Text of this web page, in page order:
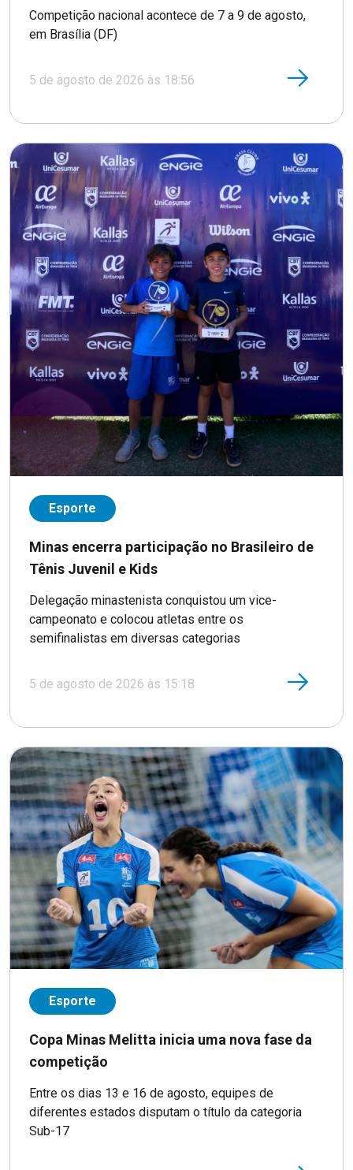
Competição nacional acontece de 7 a 9 de agosto,
em Brasília (DF)
5 de agosto de 2026 às 18:56
Esporte
Minas encerra participação no Brasileiro de
Tênis Juvenil e Kids
Delegação minastenista conquistou um vice-
campeonato e colocou atletas entre os
semifinalistas em diversas categorias
5 de agosto de 2026 às 15:18
Esporte
Copa Minas Melitta inicia uma nova fase da
competição
Entre os dias 13 e 16 de agosto, equipes de
diferentes estados disputam o título da categoria
Sub-17